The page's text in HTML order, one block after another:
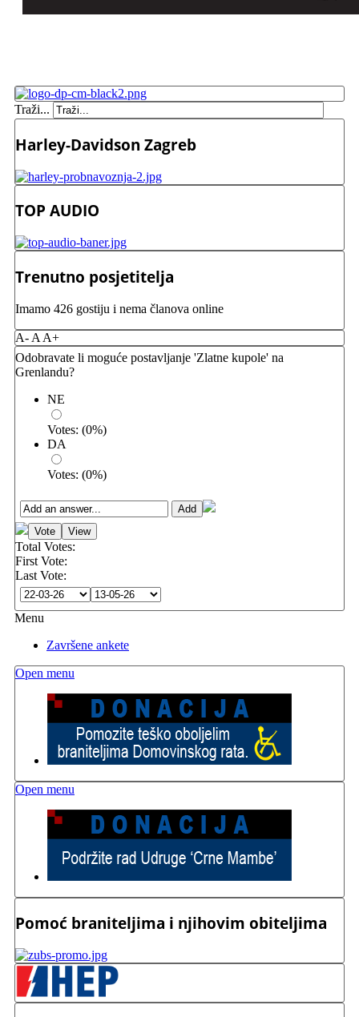
Traži...
Harley-Davidson Zagreb
TOP AUDIO
Trenutno posjetitelja
Imamo 426 gostiju i nema članova online
A- A A+
Odobravate li moguće postavljanje 'Zlatne kupole' na
Grenlandu?
NE
Votes: (0%)
DA
Votes: (0%)
Total Votes:
First Vote:
Last Vote:
Menu
Završene ankete
Open menu
Open menu
Pomoć braniteljima i njihovim obiteljima